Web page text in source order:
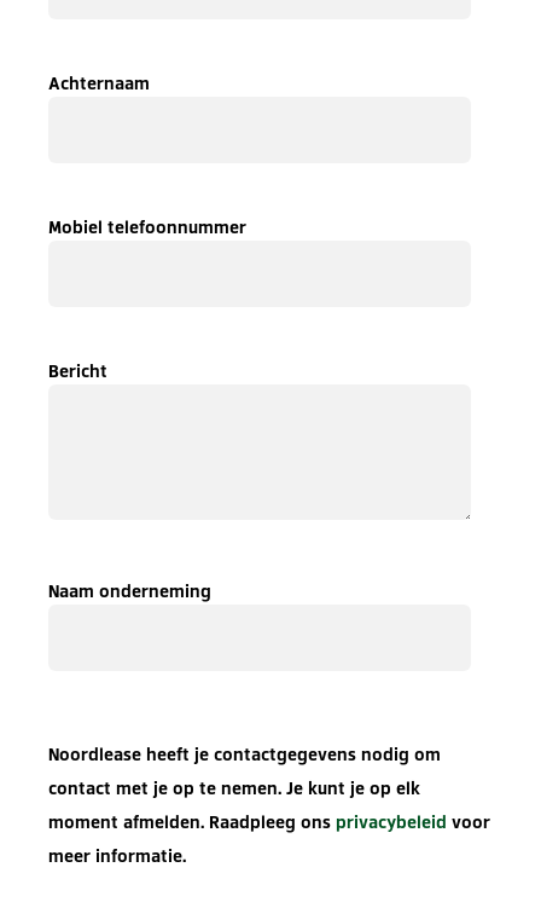
Achternaam
Mobiel telefoonnummer
Bericht
Naam onderneming
Noordlease heeft je contactgegevens nodig om
contact met je op te nemen. Je kunt je op elk
moment afmelden. Raadpleeg ons privacybeleid voor
meer informatie.